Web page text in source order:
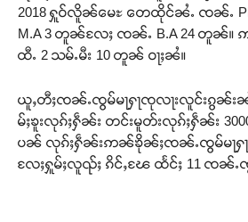
2018 ႁူဝ်လိူၼ်မေႊ တေထိုင်ၼႆႉ ၸၼ်ႉ
M.A 3 တူၼ်လႄႈ ၸၼ်ႉ B.A 24 တူၼ်။
ထီႉ 2 သမ်ႉမီး 10 တူၼ် ဝႃႈၼႆ။
ယူႇတီႈၸၼ်ႉၸွမ်မႃႁႃၸုလႃးလူင်းၵွၼ်
မ်ႈၶူးလုၵ်ႈႁဵၼ်း တင်းမူတ်းလုၵ်ႈႁဵၼ်း
ပၼ် လုၵ်ႈႁဵၼ်းဢၼ်ၶိုၼ်ႈၸၼ်ႉၸွမ်မႃႁ
လႄႈႁူမ်ႈလူၺ်ႈ ၵိင်ႇၽႄ ထႅင်ႈ 11 ၸၼ်ႉ